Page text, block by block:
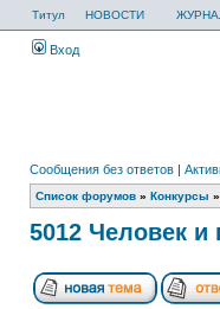
Титул НОВОСТИ
Вход
Сообщения без ответов |
Список форумов » Конкурсы »
5012 Человек и